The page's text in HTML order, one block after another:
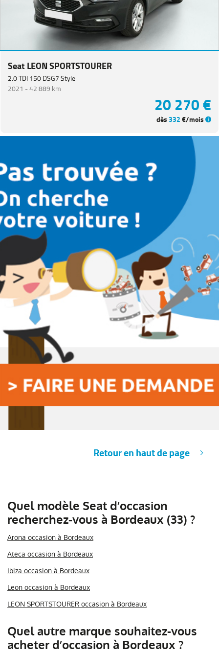
Seat LEON SPORTSTOURER
2.0 TDI 150 DSG7 Style
2021 -42 889 km
20 270 €
dès332€/mois
Retour en haut de page
Quel modèle Seat d’occasion
recherchez-vous à Bordeaux (33) ?
Arona occasion à Bordeaux
Ateca occasion à Bordeaux
Ibiza occasion à Bordeaux
Leon occasion à Bordeaux
LEON SPORTSTOURER occasion à Bordeaux
Quel autre marque souhaitez-vous
acheter d’occasion à Bordeaux ?